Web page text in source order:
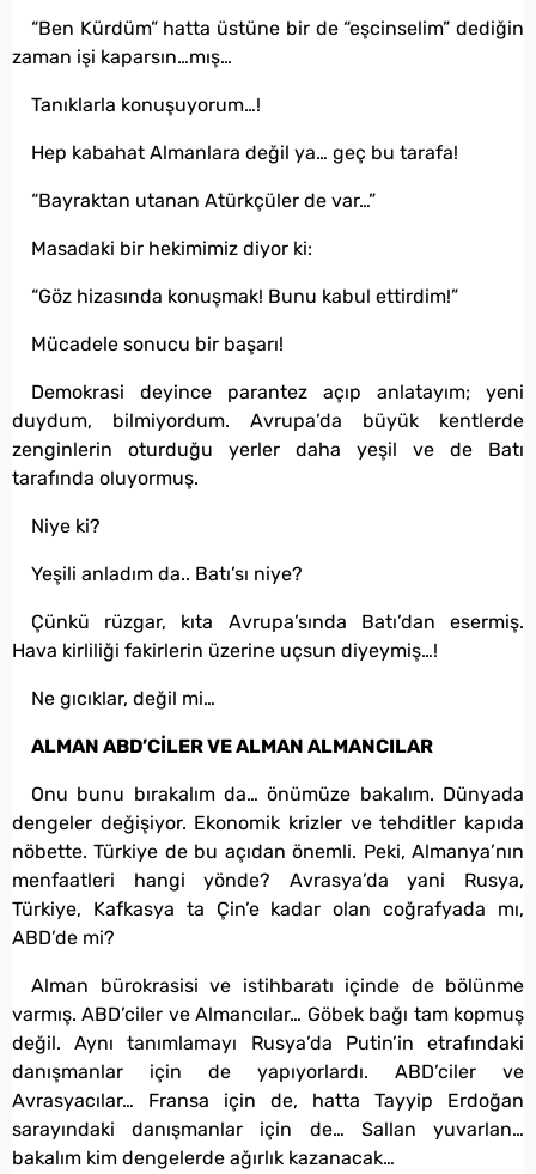
“Ben Kürdüm” hatta üstüne bir de “eşcinselim” dediğin
zaman işi kaparsın…mış…
Tanıklarla konuşuyorum…!
Hep kabahat Almanlara değil ya… geç bu tarafa!
“Bayraktan utanan Atürkçüler de var…”
Masadaki bir hekimimiz diyor ki:
“Göz hizasında konuşmak! Bunu kabul ettirdim!”
Mücadele sonucu bir başarı!
Demokrasi deyince parantez açıp anlatayım; yeni
duydum, bilmiyordum. Avrupa’da büyük kentlerde
zenginlerin oturduğu yerler daha yeşil ve de Batı
tarafında oluyormuş.
Niye ki?
Yeşili anladım da.. Batı’sı niye?
Çünkü rüzgar, kıta Avrupa’sında Batı’dan esermiş.
Hava kirliliği fakirlerin üzerine uçsun diyeymiş…!
Ne gıcıklar, değil mi…
ALMAN ABD’CİLER VE ALMAN ALMANCILAR
Onu bunu bırakalım da… önümüze bakalım. Dünyada
dengeler değişiyor. Ekonomik krizler ve tehditler kapıda
nöbette. Türkiye de bu açıdan önemli. Peki, Almanya’nın
menfaatleri hangi yönde? Avrasya’da yani Rusya,
Türkiye, Kafkasya ta Çin’e kadar olan coğrafyada mı,
ABD’de mi?
Alman bürokrasisi ve istihbaratı içinde de bölünme
varmış. ABD’ciler ve Almancılar… Göbek bağı tam kopmuş
değil. Aynı tanımlamayı Rusya’da Putin’in etrafındaki
danışmanlar için de yapıyorlardı. ABD’ciler ve
Avrasyacılar… Fransa için de, hatta Tayyip Erdoğan
sarayındaki danışmanlar için de… Sallan yuvarlan…
bakalım kim dengelerde ağırlık kazanacak…